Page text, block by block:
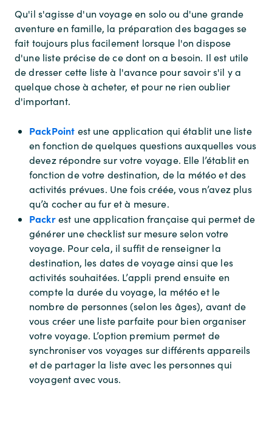
Qu'il s'agisse d'un voyage en solo ou d'une grande
aventure en famille, la préparation des bagages se
fait toujours plus facilement lorsque l'on dispose
d'une liste précise de ce dont on a besoin. Il est utile
de dresser cette liste à l'avance pour savoir s'il y a
quelque chose à acheter, et pour ne rien oublier
d'important.
PackPoint est une application qui établit une liste
en fonction de quelques questions auxquelles vous
devez répondre sur votre voyage. Elle l’établit en
fonction de votre destination, de la météo et des
activités prévues. Une fois créée, vous n’avez plus
qu’à cocher au fur et à mesure.
Packrest une application française qui permet de
générer une checklist sur mesure selon votre
voyage. Pour cela, il suffit de renseigner la
destination, les dates de voyage ainsi que les
activités souhaitées. L’appli prend ensuite en
compte la durée du voyage, la météo et le
nombre de personnes (selon les âges), avant de
vous créer une liste parfaite pour bien organiser
votre voyage. L’option premium permet de
synchroniser vos voyages sur différents appareils
et de partager la liste avec les personnes qui
voyagent avec vous.